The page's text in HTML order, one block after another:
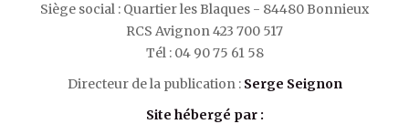
Siège social : Quartier les Blaques - 84480 Bonnieux
RCS Avignon 423 700 517
Tél : 04 90 75 61 58
Directeur de la publication : Serge Seignon
Site hébergé par :